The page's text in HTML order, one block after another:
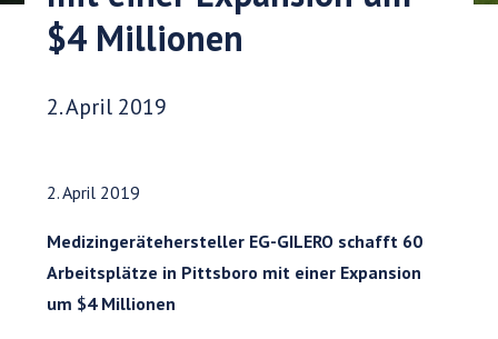
$4 Millionen
Veröffentlichungsdatum:
2. April 2019
2. April 2019
Medizingerätehersteller EG-GILERO schafft 60
Arbeitsplätze in Pittsboro mit einer Expansion
um $4 Millionen